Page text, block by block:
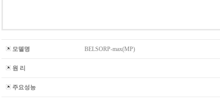
모델명 BELSORP-max(MP)
원 리
주요성능